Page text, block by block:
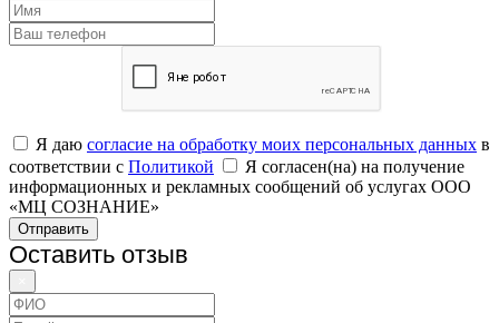
Я даю согласие на обработку моих персональных данных в
соответствии с Политикой
Я согласен(на) на получение
информационных и рекламных сообщений об услугах ООО
«МЦ СОЗНАНИЕ»
Отправить
Оставить отзыв